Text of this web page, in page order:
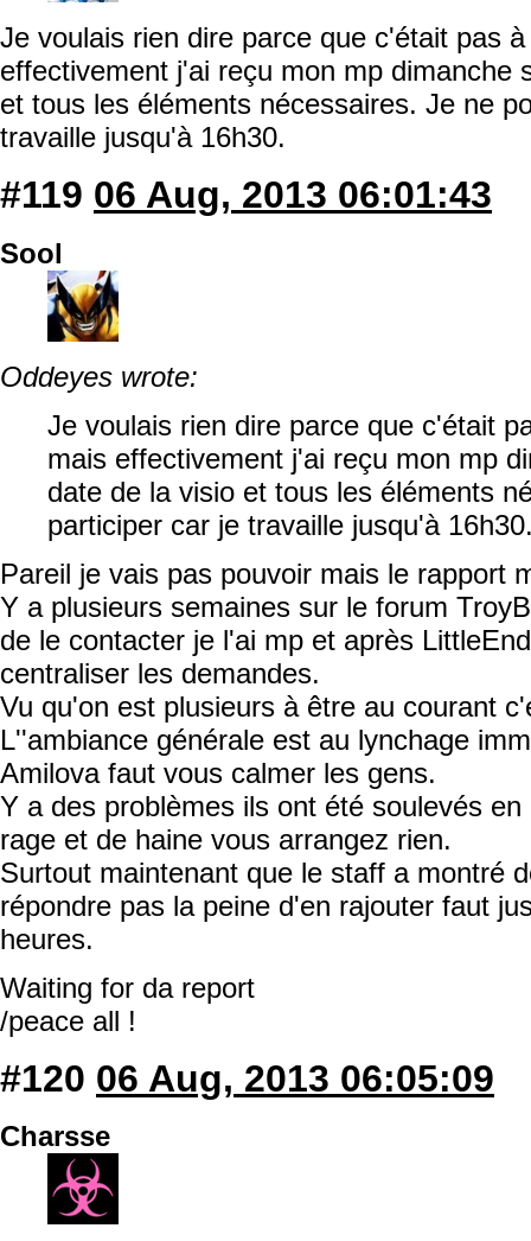
Je voulais rien dire parce que c'était pas
effectivement j'ai reçu mon mp dimanche
et tous les éléments nécessaires. Je ne
travaille jusqu'à 16h30.
#119 06 Aug, 2013 06:01:43
Sool
Oddeyes wrote:
Je voulais rien dire parce que c'était
mais effectivement j'ai reçu mon mp
date de la visio et tous les éléments
participer car je travaille jusqu'à
Pareil je vais pas pouvoir mais le rapport
Y a plusieurs semaines sur le forum
de le contacter je l'ai mp et après
centraliser les demandes.
Vu qu'on est plusieurs à être au courant
L''ambiance générale est au lynchage
Amilova faut vous calmer les gens.
Y a des problèmes ils ont été soulevés
rage et de haine vous arrangez rien.
Surtout maintenant que le staff a montré
répondre pas la peine d'en rajouter faut
heures.
Waiting for da report
/peace all !
#120 06 Aug, 2013 06:05:09
Charsse